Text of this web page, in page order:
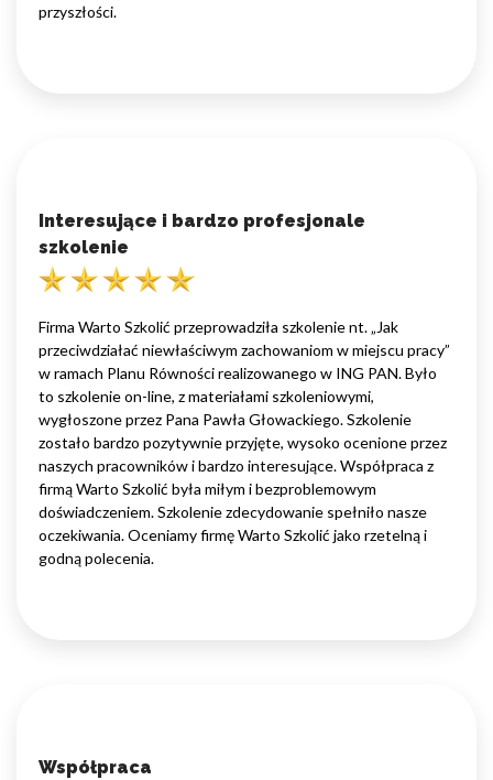
przyszłości.
Interesujące i bardzo profesjonale
szkolenie
Firma Warto Szkolić przeprowadziła szkolenie nt. „Jak
przeciwdziałać niewłaściwym zachowaniom w miejscu pracy”
w ramach Planu Równości realizowanego w ING PAN. Było
to szkolenie on-line, z materiałami szkoleniowymi,
wygłoszone przez Pana Pawła Głowackiego. Szkolenie
zostało bardzo pozytywnie przyjęte, wysoko ocenione przez
naszych pracowników i bardzo interesujące. Współpraca z
firmą Warto Szkolić była miłym i bezproblemowym
doświadczeniem. Szkolenie zdecydowanie spełniło nasze
oczekiwania. Oceniamy firmę Warto Szkolić jako rzetelną i
godną polecenia.
Współpraca